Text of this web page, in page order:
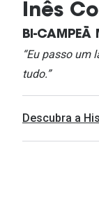
Inês
BI-CAMPEÃ
“Eu passo um
tudo.”
Descubra a